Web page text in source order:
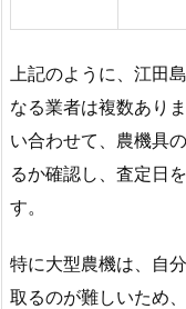
上記のように、江田
なる業者は複数あり
い合わせて、農機具
るか確認し、査定日
す。
特に大型農機は、自
取るのが難しいため